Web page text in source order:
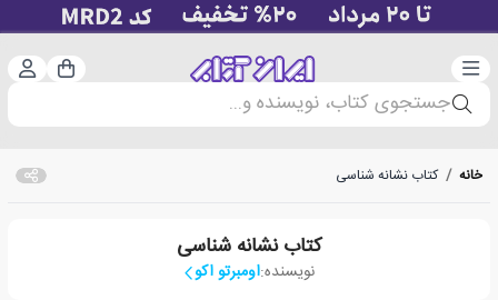
دسته‌بندی سبد
جستجوی کتاب، نویسنده و...
خانه / کتاب نشانه شناسی
کتاب نشانه شناسی
نویسنده:اومبرتو اکو